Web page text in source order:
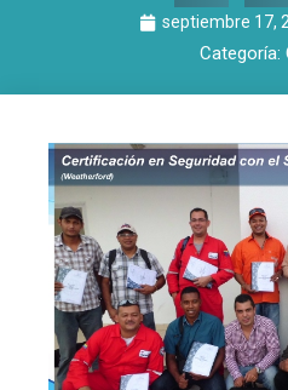
septiembre 17,
Categoría: